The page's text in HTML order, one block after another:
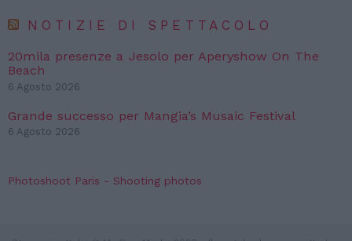
NOTIZIE DI SPETTACOLO
20mila presenze a Jesolo per Aperyshow On The
Beach
6 Agosto 2026
Grande successo per Mangia’s Musaic Festival
6 Agosto 2026
Photoshoot Paris - Shooting photos